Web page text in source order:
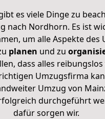
es viele Dinge zu
nach Nordhorn. Es ist
um alle Aspekte des
planen und zu
dass alles
Umzugsfirma
Umzug von
durchgeführt
dafür sorgen wir.